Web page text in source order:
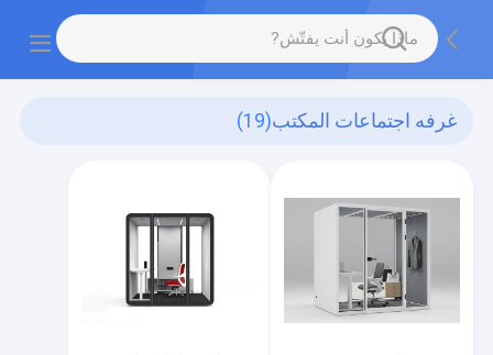
غرفه اجتماعات المكتب(19)